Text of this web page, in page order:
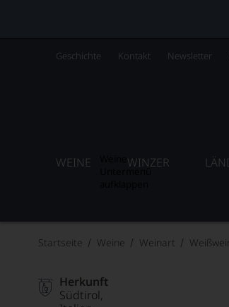
Geschichte Kontakt Newsletter
WEINE WINZER
Startseite Weine Weinart
Herkunft
Südtirol